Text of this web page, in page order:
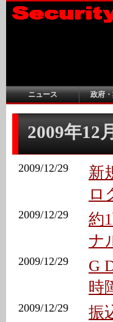
ニュース 政府
2009年12
2009/12/29
新
ロ
2009/12/29
約
ナ
2009/12/29
G
時
2009/12/29
振